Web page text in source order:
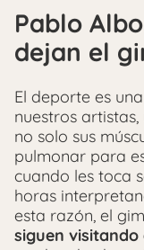
Pablo
dejan el
El deporte es
nuestros
no solo sus
pulmonar para
cuando les toca
horas
esta razón, el
siguen